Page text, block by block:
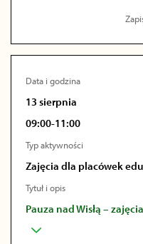
Data i godzina
13 sierpnia
09:00-11:00
Typ aktywności
Zajęcia dla placówek
Tytuł i opis
Pauza nad Wisłą –